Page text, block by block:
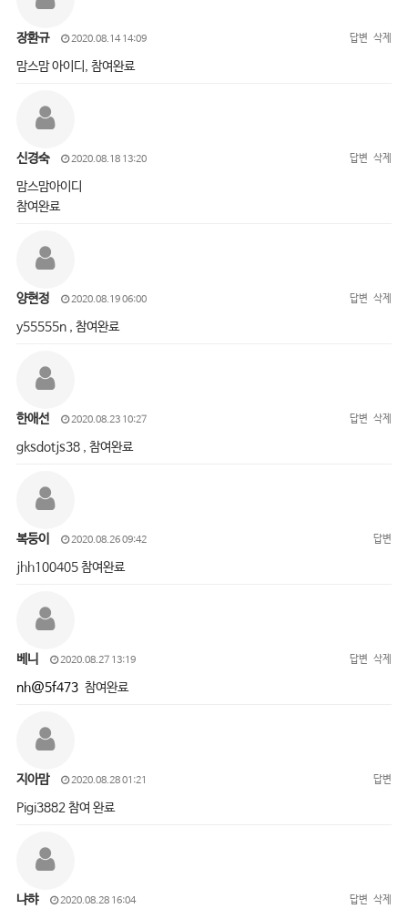
장환규 2020.08.14 14:09 답변 삭제
맘스맘 아이디, 참여완료
신경숙 2020.08.18 13:20 답변 삭제
맘스맘아이디
참여완료
양현정 2020.08.19 06:00 답변 삭제
y55555n , 참여완료
한애선 2020.08.23 10:27 답변 삭제
gksdotjs38 , 참여완료
복둥이 2020.08.26 09:42 답변
jhh100405 참여완료
베니 2020.08.27 13:19 답변 삭제
nh@5f473참여완료
지아맘 2020.08.28 01:21 답변
Pigi3882 참여 완료
냐햐 2020.08.28 16:04 답변 삭제